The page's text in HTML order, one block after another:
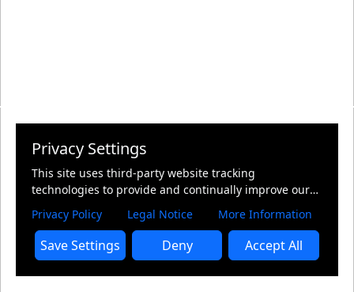
Privacy Settings
This site uses third-party website tracking
technologies to provide and continually improve our
services, and to display advertisements according to
users' interests. I agree and may revoke or change my
consent at any time with effect for the future.
Privacy Policy Legal Notice More Information
Save Settings Deny Accept All